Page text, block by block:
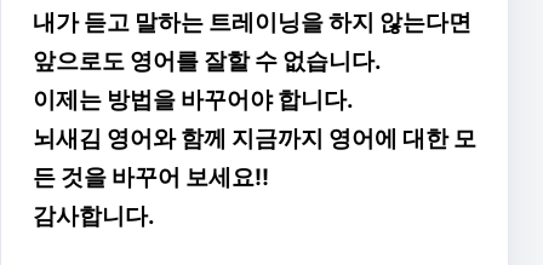
내가 듣고 말하는 트레이닝을 하지 않는다면
앞으로도 영어를 잘할 수 없습니다.
이제는 방법을 바꾸어야 합니다.
뇌새김 영어와 함께 지금까지 영어에 대한 모
든 것을 바꾸어 보세요!!
감사합니다.